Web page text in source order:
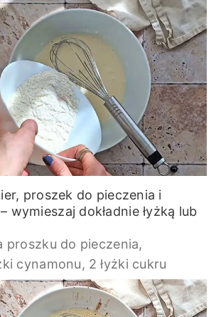
proszek do pieczenia i
wymieszaj dokładnie łyżką lub
proszku do pieczenia,
cynamonu, 2 łyżki cukru